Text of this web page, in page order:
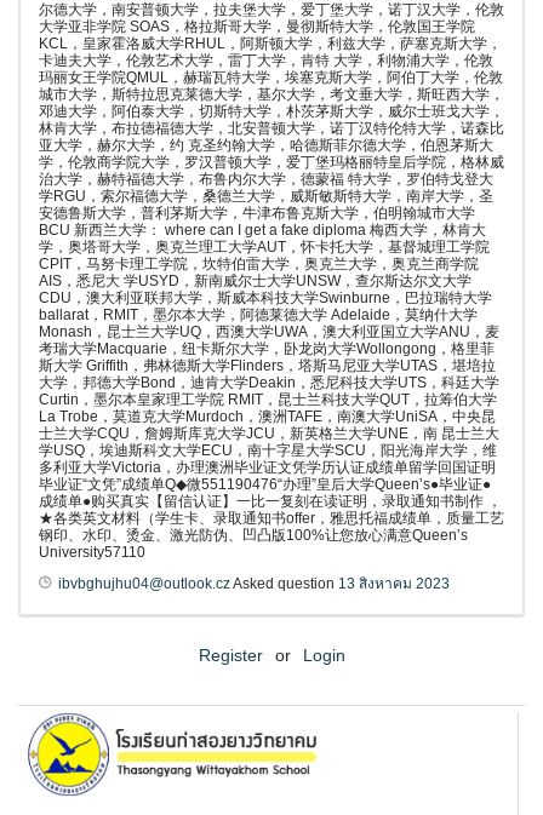
尔德大学，南安普顿大学，拉夫堡大学，爱丁堡大学，诺丁汉大学，伦敦
大学亚非学院 SOAS，格拉斯哥大学，曼彻斯特大学，伦敦国王学院
KCL，皇家霍洛威大学RHUL，阿斯顿大学，利兹大学，萨塞克斯大学，
卡迪夫大学，伦敦艺术大学，雷丁大学，肯特 大学，利物浦大学，伦敦
玛丽女王学院QMUL，赫瑞瓦特大学，埃塞克斯大学，阿伯丁大学，伦敦
城市大学，斯特拉思克莱德大学，基尔大学，考文垂大学，斯旺西大学，
邓迪大学，阿伯泰大学，切斯特大学，朴茨茅斯大学，威尔士班戈大学，
林肯大学，布拉德福德大学，北安普顿大学，诺丁汉特伦特大学，诺森比
亚大学，赫尔大学，约 克圣约翰大学，哈德斯菲尔德大学，伯恩茅斯大
学，伦敦商学院大学，罗汉普顿大学，爱丁堡玛格丽特皇后学院，格林威
治大学，赫特福德大学，布鲁内尔大学，德蒙福 特大学，罗伯特戈登大
学RGU，索尔福德大学，桑德兰大学，威斯敏斯特大学，南岸大学，圣
安德鲁斯大学，普利茅斯大学，牛津布鲁克斯大学，伯明翰城市大学
BCU 新西兰大学： where can I get a fake diploma 梅西大学，林肯大
学，奥塔哥大学，奥克兰理工大学AUT，怀卡托大学，基督城理工学院
CPIT，马努卡理工学院，坎特伯雷大学，奥克兰大学，奥克兰商学院
AIS，悉尼大 学USYD，新南威尔士大学UNSW，查尔斯达尔文大学
CDU，澳大利亚联邦大学，斯威本科技大学Swinburne，巴拉瑞特大学
ballarat，RMIT，墨尔本大学，阿德莱德大学 Adelaide，莫纳什大学
Monash，昆士兰大学UQ，西澳大学UWA，澳大利亚国立大学ANU，麦
考瑞大学Macquarie，纽卡斯尔大学，卧龙岗大学Wollongong，格里菲
斯大学 Griffith，弗林德斯大学Flinders，塔斯马尼亚大学UTAS，堪培拉
大学，邦德大学Bond，迪肯大学Deakin，悉尼科技大学UTS，科廷大学
Curtin，墨尔本皇家理工学院 RMIT，昆士兰科技大学QUT，拉筹伯大学
La Trobe，莫道克大学Murdoch，澳洲TAFE，南澳大学UniSA，中央昆
士兰大学CQU，詹姆斯库克大学JCU，新英格兰大学UNE，南 昆士兰大
学USQ，埃迪斯科文大学ECU，南十字星大学SCU，阳光海岸大学，维
多利亚大学Victoria，办理澳洲毕业证文凭学历认证成绩单留学回国证明
毕业证“文凭”成绩单Q◆微551190476“办理”皇后大学Queen’s●毕业证●
成绩单●购买真实【留信认证】一比一复刻在读证明，录取通知书制作 ，
★各类英文材料（学生卡、录取通知书offer，雅思托福成绩单，质量工艺
钢印、水印、烫金、激光防伪、凹凸版100%让您放心满意Queen’s
University57110
ibvbghujhu04@outlook.czAsked question 13 สิงหาคม 2023
Register or Login